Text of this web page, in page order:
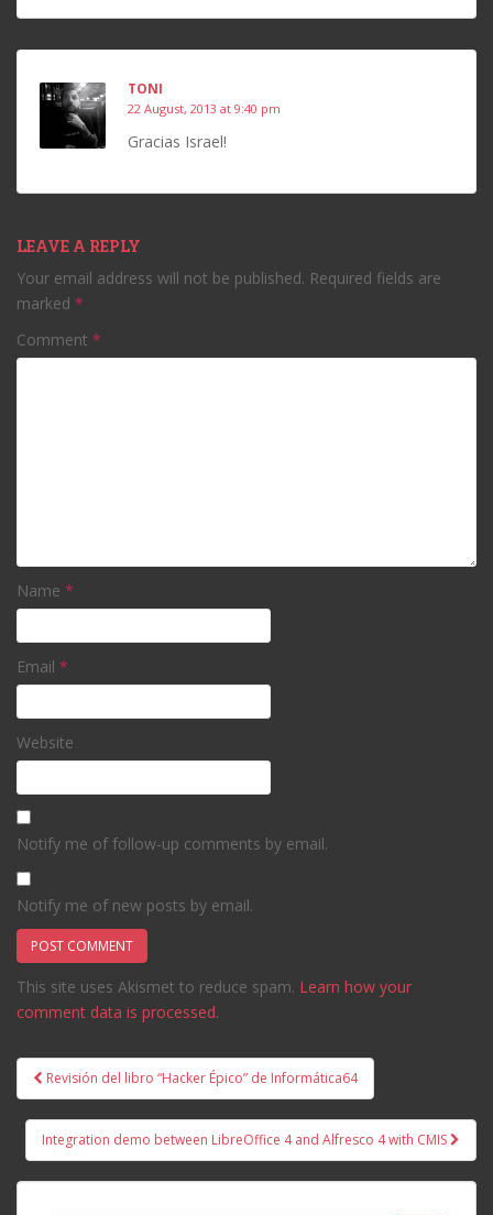
TONI
22 August, 2013 at 9:40 pm
Gracias Israel!
LEAVE A REPLY
Your email address will not be published. Required fields are
marked *
Comment *
Name *
Email *
Website
Notify me of follow-up comments by email.
Notify me of new posts by email.
This site uses Akismet to reduce spam. Learn how your
comment data is processed.
Post
navigation
Revisión del libro “Hacker Épico” de Informática64
Integration demo between LibreOffice 4 and Alfresco 4 with CMIS